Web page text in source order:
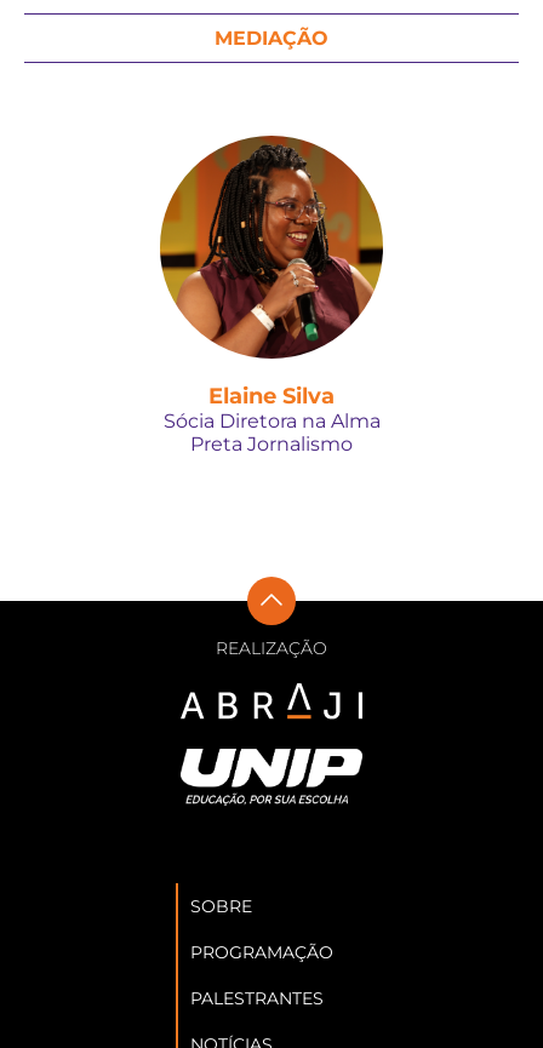
MEDIAÇÃO
Elaine Silva
Sócia Diretora na Alma
Preta Jornalismo
REALIZAÇÃO
SOBRE
PROGRAMAÇÃO
PALESTRANTES